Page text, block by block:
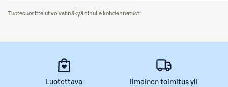
Tuotesuosittelut voivat näkyä sinulle kohdennetusti
Luotettava
Ilmainen toimitus yli